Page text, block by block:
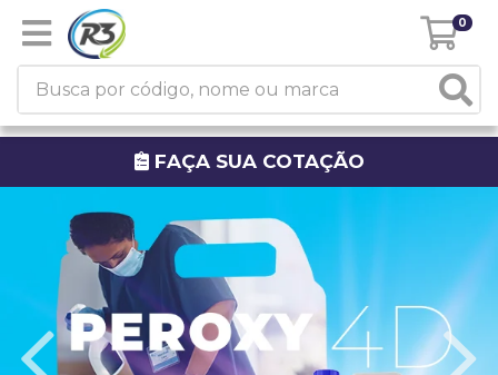
0
FAÇA SUA COTAÇÃO